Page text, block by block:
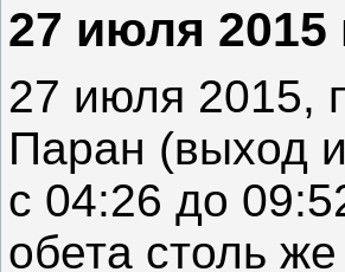
27 июля 2015
27 июля 2015,
Паран (выход
с 04:26 до
обета столь